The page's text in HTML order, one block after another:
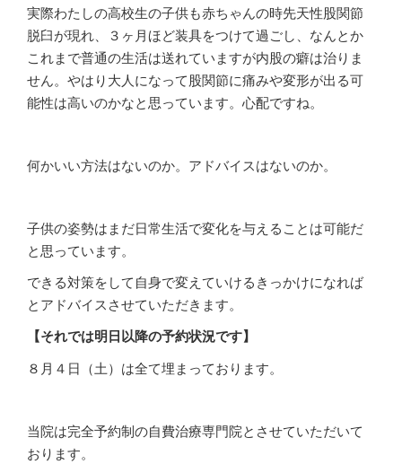
実際わたしの高校生の子供も赤ちゃんの時先天性股関節
脱臼が現れ、３ヶ月ほど装具をつけて過ごし、なんとか
これまで普通の生活は送れていますが内股の癖は治りま
せん。やはり大人になって股関節に痛みや変形が出る可
能性は高いのかなと思っています。心配ですね。
何かいい方法はないのか。アドバイスはないのか。
子供の姿勢はまだ日常生活で変化を与えることは可能だ
と思っています。
できる対策をして自身で変えていけるきっかけになれば
とアドバイスさせていただきます。
【それでは明日以降の予約状況です】
８月４日（土）は全て埋まっております。
当院は完全予約制の自費治療専門院とさせていただいて
おります。